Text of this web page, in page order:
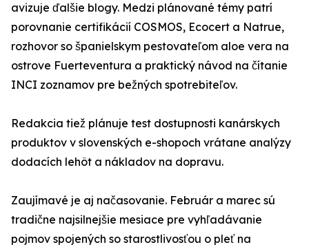
avizuje ďalšie blogy. Medzi plánované témy patrí
porovnanie certifikácií COSMOS, Ecocert a Natrue,
rozhovor so španielskym pestovateľom aloe vera na
ostrove Fuerteventura a praktický návod na čítanie
INCI zoznamov pre bežných spotrebiteľov.
Redakcia tiež plánuje test dostupnosti kanárskych
produktov v slovenských e-shopoch vrátane analýzy
dodacích lehôt a nákladov na dopravu.
Zaujímavé je aj načasovanie. Február a marec sú
tradične najsilnejšie mesiace pre vyhľadávanie
pojmov spojených so starostlivosťou o pleť na